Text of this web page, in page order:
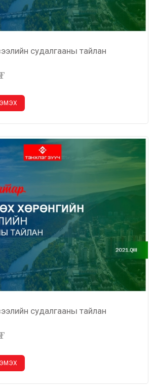
судалгааны тайлан
судалгааны тайлан